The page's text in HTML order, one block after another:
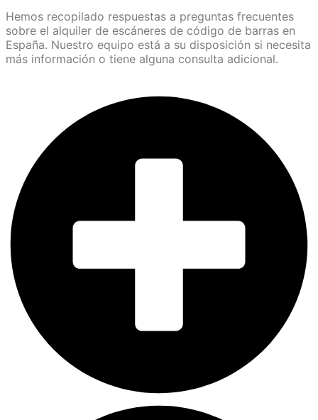
Hemos recopilado respuestas a preguntas frecuentes
sobre el alquiler de escáneres de código de barras en
España. Nuestro equipo está a su disposición si necesita
más información o tiene alguna consulta adicional.